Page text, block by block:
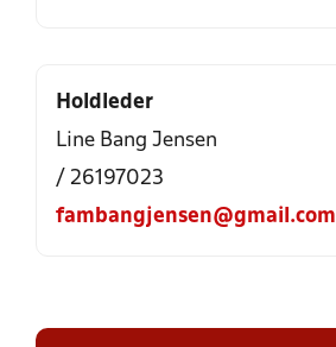
Holdleder
Line Bang Jensen
/ 26197023
fambangjensen@gmail.com